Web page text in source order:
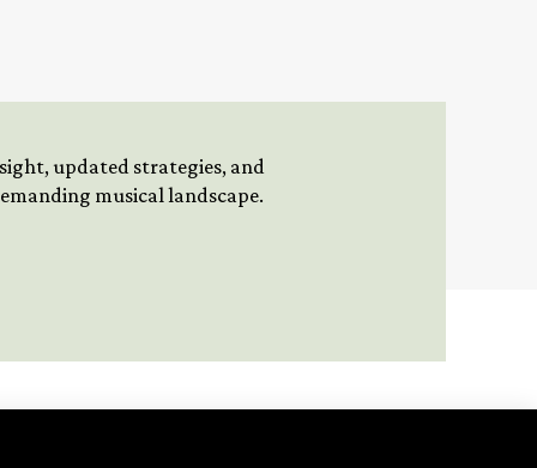
updated strategies, and
musical landscape.